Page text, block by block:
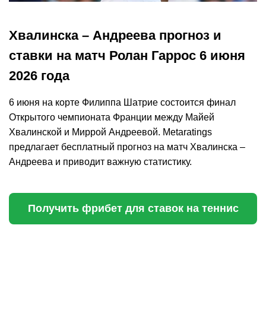
Хвалинска – Андреева прогноз и
ставки на матч Ролан Гаррос 6 июня
2026 года
6 июня на корте Филиппа Шатрие состоится финал
Открытого чемпионата Франции между Майей
Хвалинской и Миррой Андреевой. Metaratings
предлагает бесплатный прогноз на матч Хвалинска –
Андреева и приводит важную статистику.
Получить фрибет для ставок на теннис